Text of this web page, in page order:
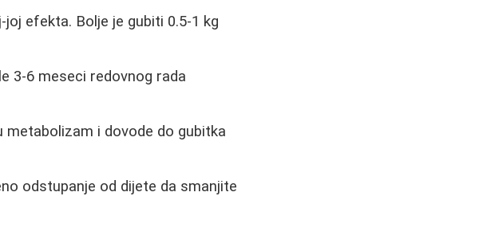
efekta. Bolje je gubiti 0.5-1 kg
3-6 meseci redovnog rada
metabolizam i dovode do gubitka
odstupanje od dijete da smanjite